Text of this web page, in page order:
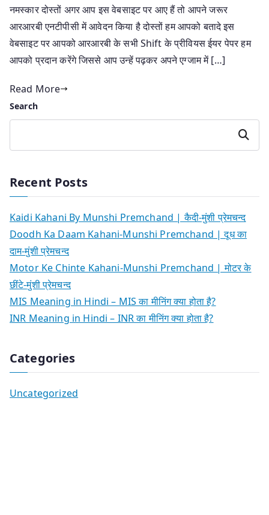
नमस्कार दोस्तों अगर आप इस वेबसाइट पर आए हैं तो आपने जरूर
आरआरबी एनटीपीसी में आवेदन किया है दोस्तों हम आपको बतादे इस
वेबसाइट पर आपको आरआरबी के सभी Shift के प्रीवियस ईयर पेपर हम
आपको प्रदान करेंगे जिससे आप उन्हें पढ़कर अपने एग्जाम में […]
Read More
Search
Search
Recent Posts
Kaidi Kahani By Munshi Premchand | कैदी-मुंशी प्रेमचन्द
Doodh Ka Daam Kahani-Munshi Premchand | दूध का
दाम-मुंशी प्रेमचन्द
Motor Ke Chinte Kahani-Munshi Premchand | मोटर के
छींटे-मुंशी प्रेमचन्द
MIS Meaning in Hindi – MIS का मीनिंग क्या होता है?
INR Meaning in Hindi – INR का मीनिंग क्या होता है?
Categories
Uncategorized